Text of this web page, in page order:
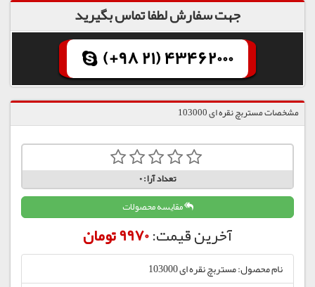
جهت سفارش لطفا تماس بگیرید
(+98 21) 43462000
مشخصات مستربچ نقره ای 103000
تعداد آرا:0
مقایسه محصولات
آخرین قیمت:9970 تومان
نام محصول: مستربچ نقره ای 103000